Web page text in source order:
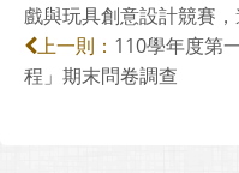
戲與玩具創意設計競賽，
上一則： 110學年度第
程」期末問卷調查